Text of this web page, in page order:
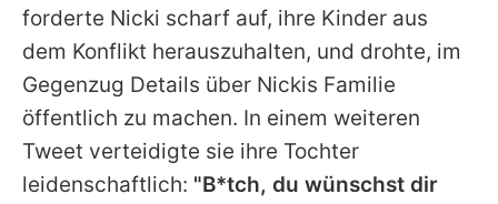
forderte Nicki scharf auf, ihre Kinder aus
dem Konflikt herauszuhalten, und drohte, im
Gegenzug Details über Nickis Familie
öffentlich zu machen. In einem weiteren
Tweet verteidigte sie ihre Tochter
leidenschaftlich: "B*tch, du wünschst dir